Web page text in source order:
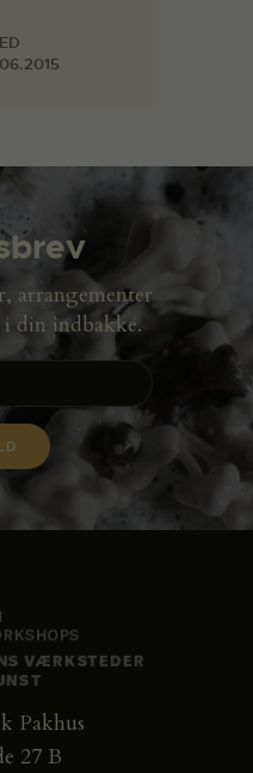
arrangementer
din indbakke.
Pakhus
27 B